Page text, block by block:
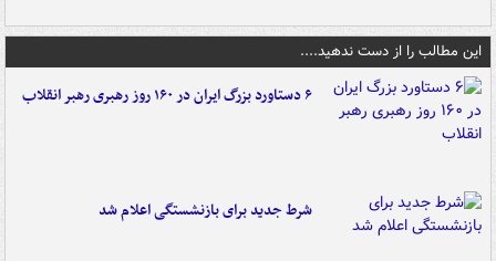
این مطالب را از دست ندهید....
۶ دستاورد بزرگ ایران در ۱۶۰ روز رهبری رهبر انقلاب
شرط جدید برای بازنشستگی اعلام شد